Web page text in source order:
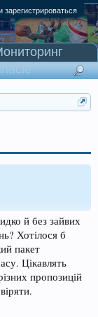
зарегистрироваться
й без зайвих
Хотілося б
пакет
Цікавлять
пропозицій